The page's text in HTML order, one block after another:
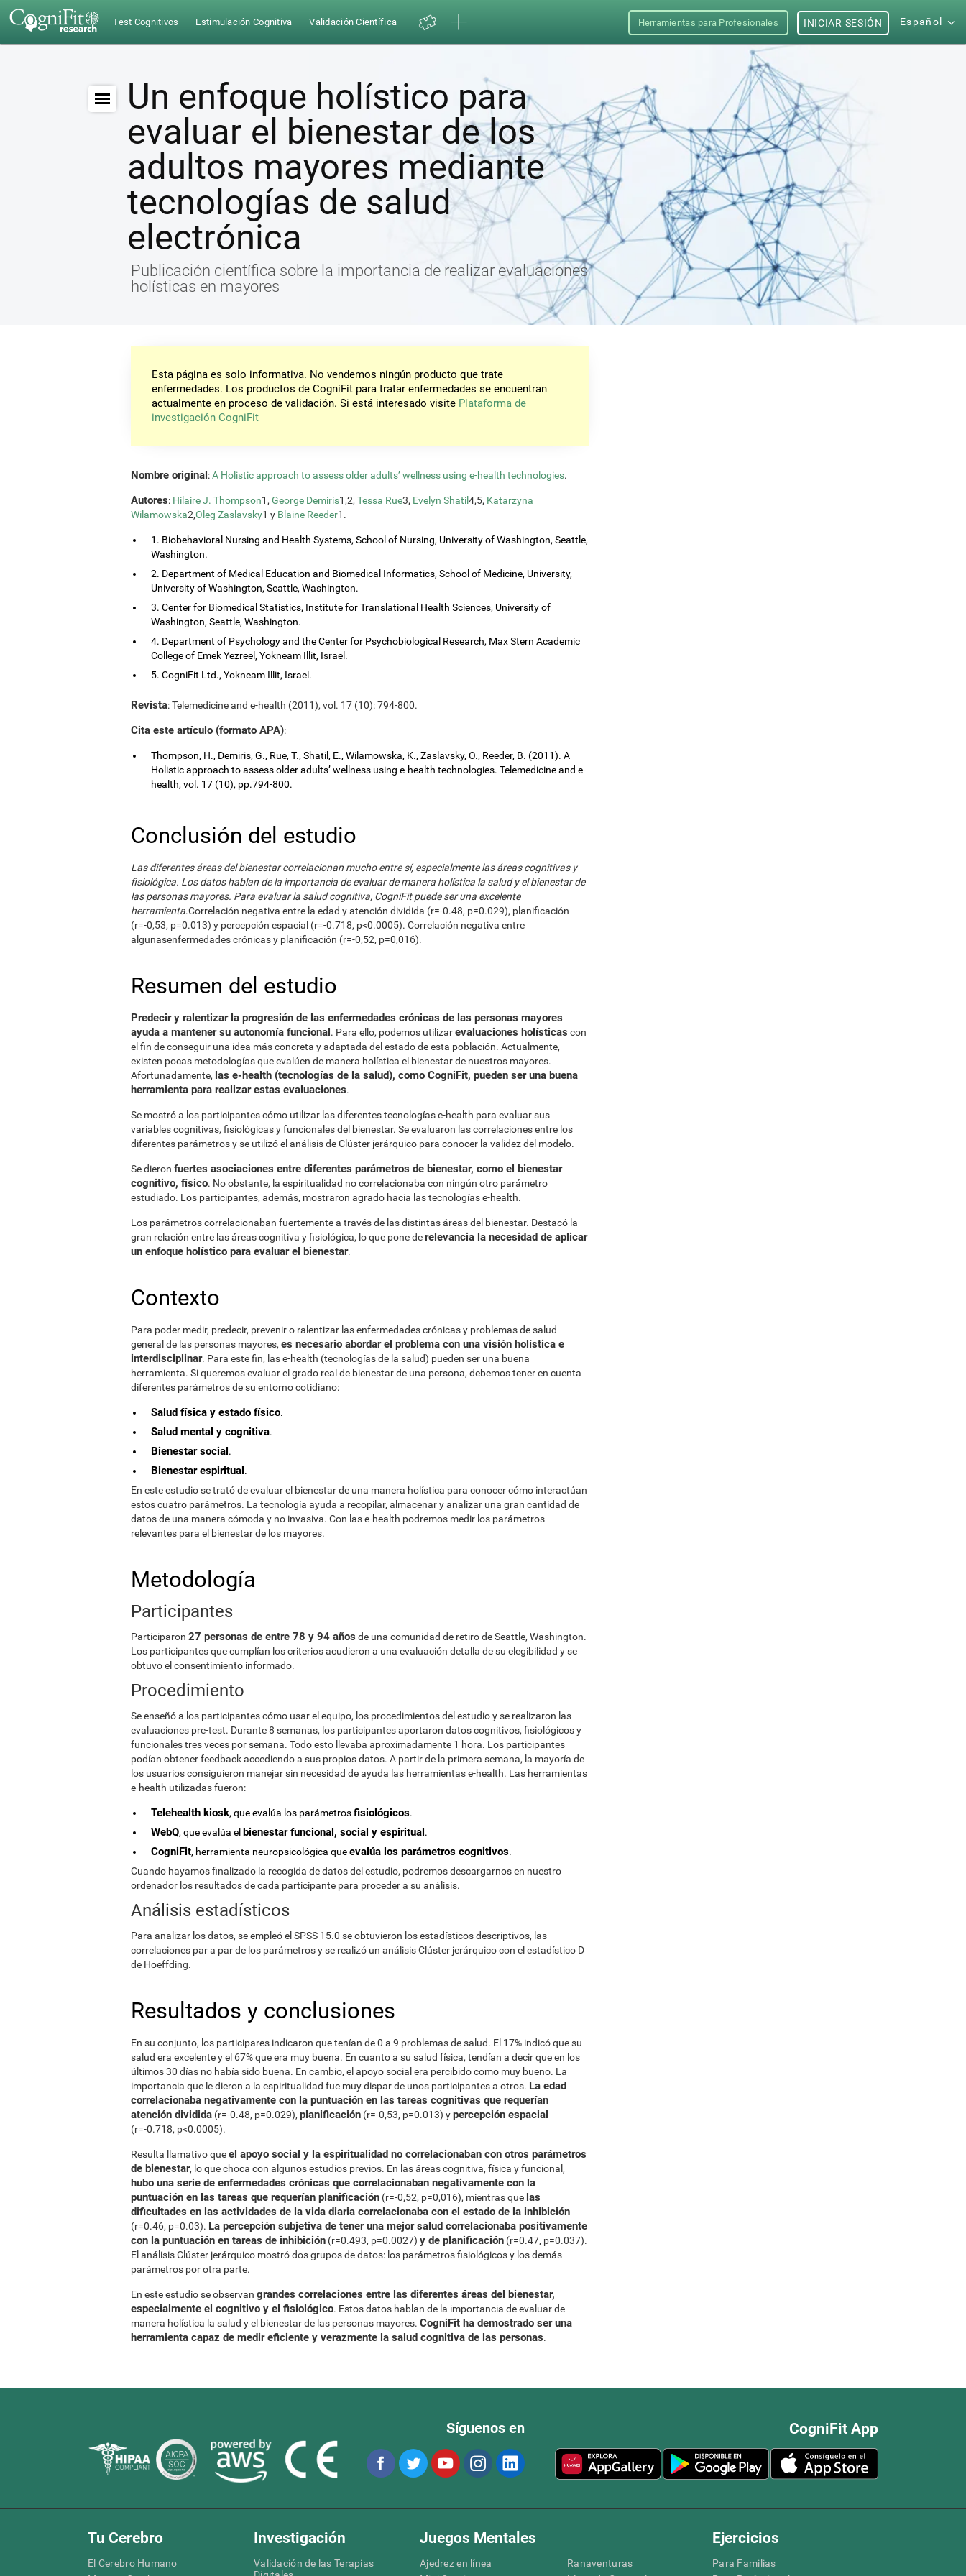
Test Cognitivos Estimulación Cognitiva Validación Científica Herramientas para Profesionales Español
INICIAR SESIÓN
Un enfoque holístico para
evaluar el bienestar de los
adultos mayores mediante
tecnologías de salud
electrónica
Publicación científica sobre la importancia de realizar evaluaciones
holísticas en mayores
Esta página es solo informativa. No vendemos ningún producto que trate
enfermedades. Los productos de CogniFit para tratar enfermedades se encuentran
actualmente en proceso de validación. Si está interesado visite Plataforma de
investigación CogniFit
Nombre original:A Holistic approach to assess older adults’ wellness using e-health technologies.
Autores: Hilaire J. Thompson1, George Demiris1,2, Tessa Rue3, Evelyn Shatil4,5, Katarzyna
Wilamowska2,Oleg Zaslavsky1 y Blaine Reeder1.
1. Biobehavioral Nursing and Health Systems, School of Nursing, University of Washington, Seattle,
Washington.
2. Department of Medical Education and Biomedical Informatics, School of Medicine, University,
University of Washington, Seattle, Washington.
3. Center for Biomedical Statistics, Institute for Translational Health Sciences, University of
Washington, Seattle, Washington.
4. Department of Psychology and the Center for Psychobiological Research, Max Stern Academic
College of Emek Yezreel, Yokneam Illit, Israel.
5. CogniFit Ltd., Yokneam Illit, Israel.
Revista: Telemedicine and e-health (2011), vol. 17 (10): 794-800.
Cita este artículo (formato APA):
Thompson, H., Demiris, G., Rue, T., Shatil, E., Wilamowska, K., Zaslavsky, O., Reeder, B. (2011). A
Holistic approach to assess older adults’ wellness using e-health technologies. Telemedicine and e-
health, vol. 17 (10), pp.794-800.
Conclusión del estudio
Las diferentes áreas del bienestar correlacionan mucho entre sí, especialmente las áreas cognitivas y
fisiológica. Los datos hablan de la importancia de evaluar de manera holística la salud y el bienestar de
las personas mayores. Para evaluar la salud cognitiva, CogniFit puede ser una excelente
herramienta.Correlación negativa entre la edad y atención dividida (r=-0.48, p=0.029), planificación
(r=-0,53, p=0.013) y percepción espacial (r=-0.718, p<0.0005). Correlación negativa entre
algunasenfermedades crónicas y planificación (r=-0,52, p=0,016).
Resumen del estudio
Predecir y ralentizar la progresión de las enfermedades crónicas de las personas mayores
ayuda a mantener su autonomía funcional. Para ello, podemos utilizarevaluaciones holísticas con
el fin de conseguir una idea más concreta y adaptada del estado de esta población. Actualmente,
existen pocas metodologías que evalúen de manera holística el bienestar de nuestros mayores.
Afortunadamente, las e-health (tecnologías de la salud), como CogniFit, pueden ser una buena
herramienta para realizar estas evaluaciones.
Se mostró a los participantes cómo utilizar las diferentes tecnologías e-health para evaluar sus
variables cognitivas, fisiológicas y funcionales del bienestar. Se evaluaron las correlaciones entre los
diferentes parámetros y se utilizó el análisis de Clúster jerárquico para conocer la validez del modelo.
Se dieron fuertes asociaciones entre diferentes parámetros de bienestar, como el bienestar
cognitivo, físico. No obstante, la espiritualidad no correlacionaba con ningún otro parámetro
estudiado. Los participantes, además, mostraron agrado hacia las tecnologías e-health.
Los parámetros correlacionaban fuertemente a través de las distintas áreas del bienestar. Destacó la
gran relación entre las áreas cognitiva y fisiológica, lo que pone derelevancia la necesidad de aplicar
un enfoque holístico para evaluar el bienestar.
Contexto
Para poder medir, predecir, prevenir o ralentizar las enfermedades crónicas y problemas de salud
general de las personas mayores, es necesario abordar el problema con una visión holística e
interdisciplinar. Para este fin, las e-health (tecnologías de la salud) pueden ser una buena
herramienta. Si queremos evaluar el grado real de bienestar de una persona, debemos tener en cuenta
diferentes parámetros de su entorno cotidiano:
Salud física y estado físico.
Salud mental y cognitiva.
Bienestar social.
Bienestar espiritual.
En este estudio se trató de evaluar el bienestar de una manera holística para conocer cómo interactúan
estos cuatro parámetros. La tecnología ayuda a recopilar, almacenar y analizar una gran cantidad de
datos de una manera cómoda y no invasiva. Con las e-health podremos medir los parámetros
relevantes para el bienestar de los mayores.
Metodología
Participantes
Participaron 27 personas de entre 78 y 94 años de una comunidad de retiro de Seattle, Washington.
Los participantes que cumplían los criterios acudieron a una evaluación detalla de su elegibilidad y se
obtuvo el consentimiento informado.
Procedimiento
Se enseñó a los participantes cómo usar el equipo, los procedimientos del estudio y se realizaron las
evaluaciones pre-test. Durante 8 semanas, los participantes aportaron datos cognitivos, fisiológicos y
funcionales tres veces por semana. Todo esto llevaba aproximadamente 1 hora. Los participantes
podían obtener feedback accediendo a sus propios datos. A partir de la primera semana, la mayoría de
los usuarios consiguieron manejar sin necesidad de ayuda las herramientas e-health. Las herramientas
e-health utilizadas fueron:
Telehealth kiosk, que evalúa los parámetrosfisiológicos.
WebQ, que evalúa el bienestar funcional, social y espiritual.
CogniFit, herramienta neuropsicológica queevalúa los parámetros cognitivos.
Cuando hayamos finalizado la recogida de datos del estudio, podremos descargarnos en nuestro
ordenador los resultados de cada participante para proceder a su análisis.
Análisis estadísticos
Para analizar los datos, se empleó el SPSS 15.0 se obtuvieron los estadísticos descriptivos, las
correlaciones par a par de los parámetros y se realizó un análisis Clúster jerárquico con el estadístico D
de Hoeffding.
Resultados y conclusiones
En su conjunto, los participares indicaron que tenían de 0 a 9 problemas de salud. El 17% indicó que su
salud era excelente y el 67% que era muy buena. En cuanto a su salud física, tendían a decir que en los
últimos 30 días no había sido buena. En cambio, el apoyo social era percibido como muy bueno. La
importancia que le dieron a la espiritualidad fue muy dispar de unos participantes a otros. La edad
correlacionaba negativamente con la puntuación en las tareas cognitivas que requerían
atención dividida (r=-0.48, p=0.029), planificación (r=-0,53, p=0.013) ypercepción espacial
(r=-0.718, p<0.0005).
Resulta llamativo queel apoyo social y la espiritualidad no correlacionaban con otros parámetros
de bienestar, lo que choca con algunos estudios previos. En las áreas cognitiva, física y funcional,
hubo una serie de enfermedades crónicas que correlacionaban negativamente con la
puntuación en las tareas que requerían planificación (r=-0,52, p=0,016), mientras que las
dificultades en las actividades de la vida diaria correlacionaba con el estado de la inhibición
(r=0.46, p=0.03). La percepción subjetiva de tener una mejor salud correlacionaba positivamente
con la puntuación en tareas de inhibición (r=0.493, p=0.0027) y de planificación (r=0.47, p=0.037).
El análisis Clúster jerárquico mostró dos grupos de datos: los parámetros fisiológicos y los demás
parámetros por otra parte.
En este estudio se observan grandes correlaciones entre las diferentes áreas del bienestar,
especialmente el cognitivo y el fisiológico. Estos datos hablan de la importancia de evaluar de
manera holística la salud y el bienestar de las personas mayores. CogniFit ha demostrado ser una
herramienta capaz de medir eficiente y verazmente la salud cognitiva de las personas.
CogniFit App
Síguenos en
Tu Cerebro
El Cerebro Humano
Investigación
Validación de las Terapias
Juegos Mentales
Ajedrez en línea
Ranaventuras
Ejercicios
Para Familias